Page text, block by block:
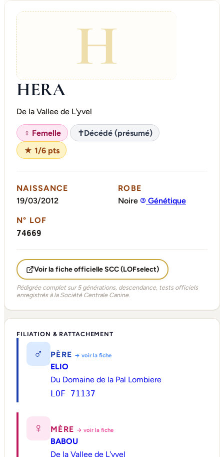
H
HERA
De la Vallee de L'yvel
♀ Femelle ✝Décédé (présumé)
★ 1/6 pts
NAISSANCE
19/03/2012
ROBE
Noire
Génétique
N° LOF
74669
Voir la fiche officielle SCC (LOFselect)
Pédigrée complet sur 5 générations, descendance, tests officiels
enregistrés à la Société Centrale Canine.
FILIATION & RATTACHEMENT
♂ PÈRE → voir la fiche
ELIO
Du Domaine de la Pal Lombiere
LOF 71137
♀ MÈRE → voir la fiche
BABOU
De la Vallee de L'yvel